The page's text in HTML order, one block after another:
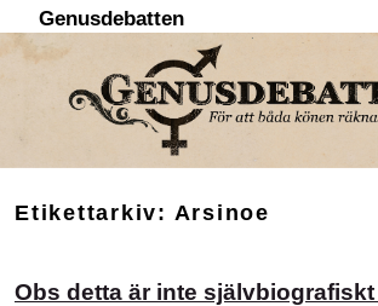
Genusdebatten
Etikettarkiv: Arsinoe
Obs detta är inte självbiografiskt